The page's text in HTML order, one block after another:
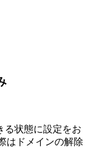
る状態に設定をお
はドメインの解除